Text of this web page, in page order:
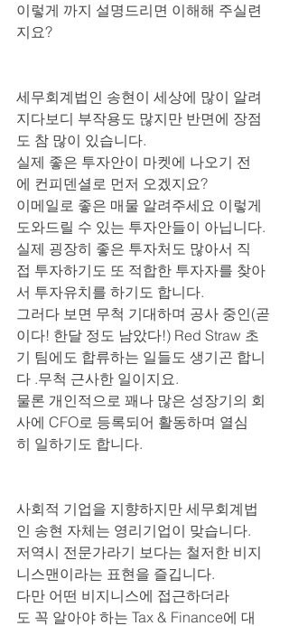
이렇게 까지 설명드리면 이해해 주실련
지요?
세무회계법인 송현이 세상에 많이 알려
지다보디 부작용도 많지만 반면에 장점
도 참 많이 있습니다.
실제 좋은 투자안이 마켓에 나오기 전
에 컨피덴셜로 먼저 오겠지요?
이메일로 좋은 매물 알려주세요 이렇게
도와드릴 수 있는 투자안들이 아닙니다.
실제 굉장히 좋은 투자처도 많아서 직
접 투자하기도 또 적합한 투자자를 찾아
서 투자유치를 하기도 합니다.
그러다 보면 무척 기대하며 공사 중인(곧
이다! 한달 정도 남았다!) Red Straw 초
기 팀에도 합류하는 일들도 생기곤 합니
다 .무척 근사한 일이지요.
물론 개인적으로 꽤나 많은 성장기의 회
사에 CFO로 등록되어 활동하며 열심
히 일하기도 합니다.
사회적 기업을 지향하지만 세무회계법
인 송현 자체는 영리기업이 맞습니다.
저역시 전문가라기 보다는 철저한 비지
니스맨이라는 표현을 즐깁니다.
다만 어떤 비지니스에 접근하더라
도 꼭 알아야 하는 Tax & Finance에 대